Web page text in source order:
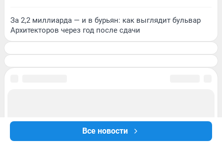
Все новости
За 2,2 миллиарда — и в бурьян: как выглядит бульвар
Архитекторов через год после сдачи